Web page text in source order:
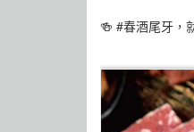
🍻 #春酒尾牙，